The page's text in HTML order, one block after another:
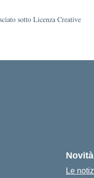
sotto Licenza Creative
Novità
Le